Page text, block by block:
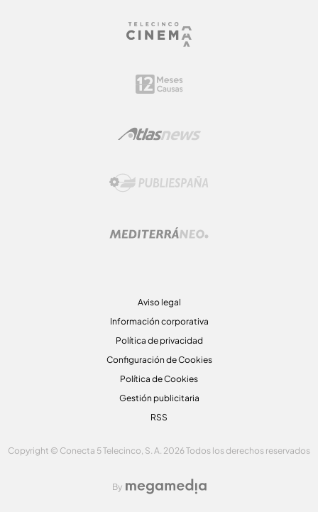
Aviso legal
Información corporativa
Política de privacidad
Configuración de Cookies
Política de Cookies
Gestión publicitaria
RSS
Copyright © Conecta 5 Telecinco, S. A. 2026 Todos los derechos reservados
By